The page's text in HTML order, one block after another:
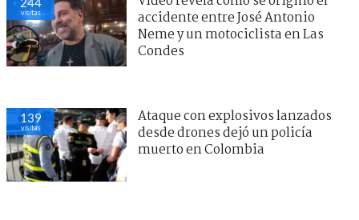
visitas
accidente entre José Antonio
Neme y un motociclista en Las
Condes
139
visitas
Ataque con explosivos lanzados
desde drones dejó un policía
muerto en Colombia